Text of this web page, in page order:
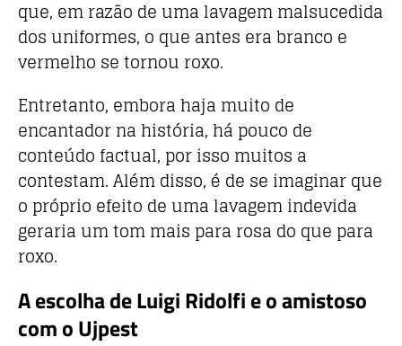
que, em razão de uma lavagem malsucedida
dos uniformes, o que antes era branco e
vermelho se tornou roxo.
Entretanto, embora haja muito de
encantador na história, há pouco de
conteúdo factual, por isso muitos a
contestam. Além disso, é de se imaginar que
o próprio efeito de uma lavagem indevida
geraria um tom mais para rosa do que para
roxo.
A escolha de Luigi Ridolfi e o amistoso
com o Ujpest